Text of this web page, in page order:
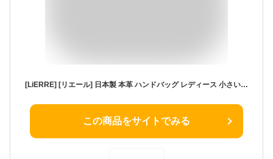
[LiERRE] [リエール] 日本製 本革 ハンドバッグ レディース 小さい 大人 シンプル トートバッグ ひまわりオイルレザー… (ワイン)
この商品をサイトでみる